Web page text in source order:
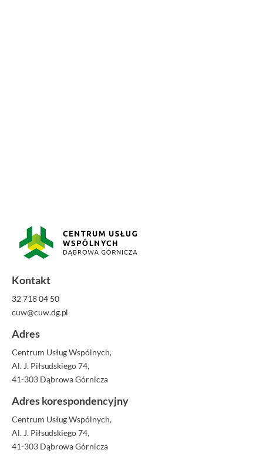
Kontakt
32 718 04 50
cuw@cuw.dg.pl
Adres
Centrum Usług Wspólnych,
Al. J. Piłsudskiego 74,
41-303 Dąbrowa Górnicza
Adres korespondencyjny
Centrum Usług Wspólnych,
Al. J. Piłsudskiego 74,
41-303 Dąbrowa Górnicza